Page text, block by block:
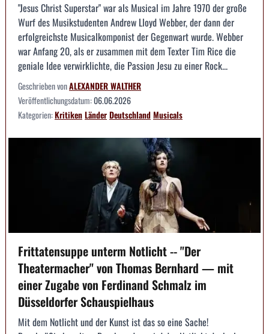
"Jesus Christ Superstar" war als Musical im Jahre 1970 der große
Wurf des Musikstudenten Andrew Lloyd Webber, der dann der
erfolgreichste Musicalkomponist der Gegenwart wurde. Webber
war Anfang 20, als er zusammen mit dem Texter Tim Rice die
geniale Idee verwirklichte, die Passion Jesu zu einer Rock...
Geschrieben vonALEXANDER WALTHER
Veröffentlichungsdatum:06.06.2026
Kategorien:KritikenLänderDeutschlandMusicals
Frittatensuppe unterm Notlicht -- "Der
Theatermacher" von Thomas Bernhard — mit
einer Zugabe von Ferdinand Schmalz im
Düsseldorfer Schauspielhaus
Mit dem Notlicht und der Kunst ist das so eine Sache!